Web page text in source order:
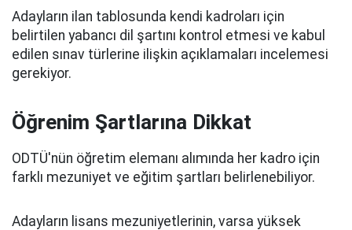
Adayların ilan tablosunda kendi kadroları için
belirtilen yabancı dil şartını kontrol etmesi ve kabul
edilen sınav türlerine ilişkin açıklamaları incelemesi
gerekiyor.
Öğrenim Şartlarına Dikkat
ODTÜ'nün öğretim elemanı alımında her kadro için
farklı mezuniyet ve eğitim şartları belirlenebiliyor.
Adayların lisans mezuniyetlerinin, varsa yüksek